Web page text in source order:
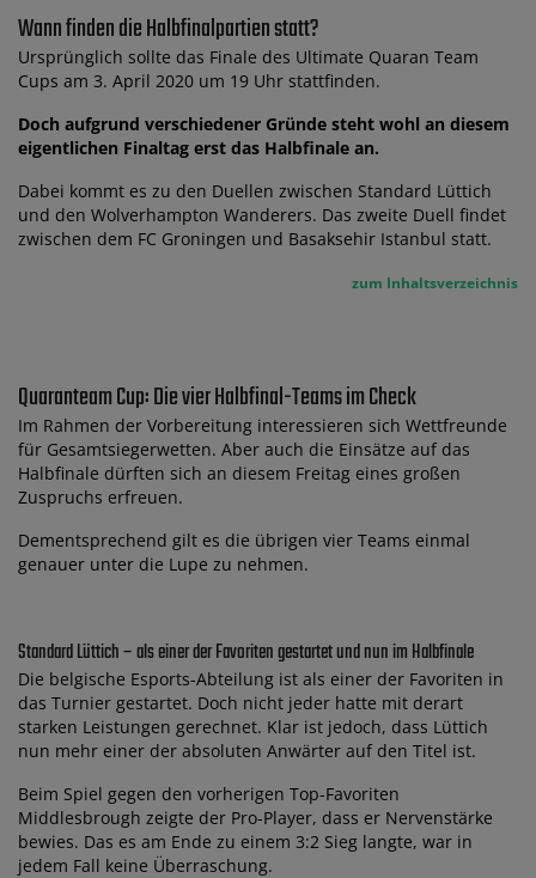
Wann finden die Halbfinalpartien statt?
Ursprünglich sollte das Finale des Ultimate Quaran Team
Cups am 3. April 2020 um 19 Uhr stattfinden.
Doch aufgrund verschiedener Gründe steht wohl an diesem
eigentlichen Finaltag erst das Halbfinale an.
Dabei kommt es zu den Duellen zwischen Standard Lüttich
und den Wolverhampton Wanderers. Das zweite Duell findet
zwischen dem FC Groningen und Basaksehir Istanbul statt.
zum Inhaltsverzeichnis
Quaranteam Cup: Die vier Halbfinal-Teams im Check
Im Rahmen der Vorbereitung interessieren sich Wettfreunde
für Gesamtsiegerwetten. Aber auch die Einsätze auf das
Halbfinale dürften sich an diesem Freitag eines großen
Zuspruchs erfreuen.
Dementsprechend gilt es die übrigen vier Teams einmal
genauer unter die Lupe zu nehmen.
Standard Lüttich – als einer der Favoriten gestartet und nun im Halbfinale
Die belgische Esports-Abteilung ist als einer der Favoriten in
das Turnier gestartet. Doch nicht jeder hatte mit derart
starken Leistungen gerechnet. Klar ist jedoch, dass Lüttich
nun mehr einer der absoluten Anwärter auf den Titel ist.
Beim Spiel gegen den vorherigen Top-Favoriten
Middlesbrough zeigte der Pro-Player, dass er Nervenstärke
bewies. Das es am Ende zu einem 3:2 Sieg langte, war in
jedem Fall keine Überraschung.